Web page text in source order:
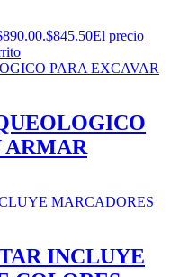
$845.50El precio
ARMAR
INCLUYE